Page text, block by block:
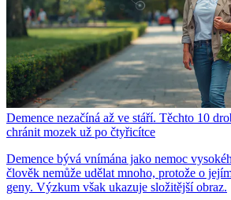
Demence nezačíná až ve stáří. Těchto 10
chránit mozek už po čtyřicítce
Demence bývá vnímána jako nemoc
člověk nemůže udělat mnoho, protože o
geny. Výzkum však ukazuje složitější obraz.